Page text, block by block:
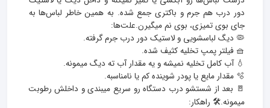
دور درب هم جرم و باکتری جمع شده. به همین خاطر لباس‌ها به
🚪 بعد از شستشو درب دستگاه رو سریع میبندی و داخلش رطوبت